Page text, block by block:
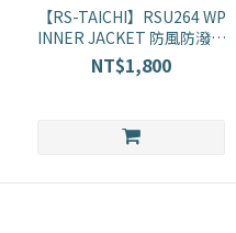
牌
RSTAICHI
【RS-TAICHI】RSU264 WP
INNER JACKET 防風防潑水
外套 (可內搭)
NT$1,800